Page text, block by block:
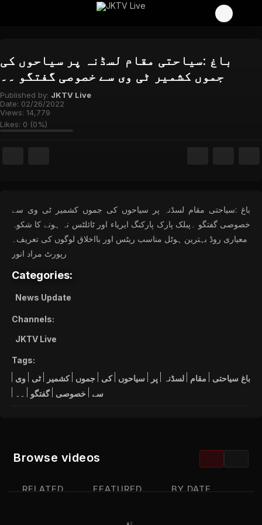
باغ :سیاحتی مقام لسڈنہ پر سیاحوں کی
جموں کشمیر ٹی وی سے خصوصی گفتگو ۔۔
Published by: JKTV Live
Date: 02/26/2022
Views: 14,779
Likes: 0 (0%)
باغ :سیاحتی مقام لسڈنہ پر سیاحوں کی جموں کشمیر ٹی وی سے
خصوصی گفتگو ۔پبلک پارک پارکنگ ایریاء اور ٹائلٹس نہ ہونے کا شکوہ
معیاری روڈ بہترین ہوٹل مناسب ریٹس اور بااخلاق لوگوں کی تعریف۔
رپورٹ مراد انور
Categories:
News Update
Channels:
JKTV Live
Tags:
باغ سیاحتی مقام لسڈنہ پر سیاحوں کی جموں کشمیر ٹی
وی
سے
خصوصی گفتگو
Browse videos
RELATED FEATURED BY DATE
TOP RATED